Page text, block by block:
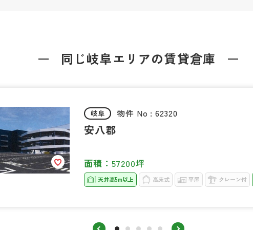
同じ岐阜エリアの賃貸倉庫
岐阜 物件 No : 62320
安八郡
面積： 57200坪
天井高5m以上 高床式 平屋 クレーン付